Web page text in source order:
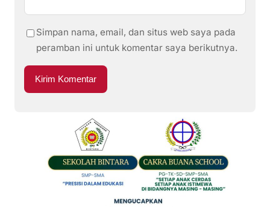
Simpan nama, email, dan situs web saya pada
peramban ini untuk komentar saya berikutnya.